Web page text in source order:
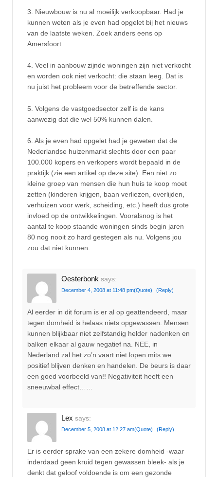
3. Nieuwbouw is nu al moeilijk verkoopbaar. Had je
kunnen weten als je even had opgelet bij het nieuws
van de laatste weken. Zoek anders eens op
Amersfoort.
4. Veel in aanbouw zijnde woningen zijn niet verkocht
en worden ook niet verkocht: die staan leeg. Dat is
nu juist het probleem voor de betreffende sector.
5. Volgens de vastgoedsector zelf is de kans
aanwezig dat die wel 50% kunnen dalen.
6. Als je even had opgelet had je geweten dat de
Nederlandse huizenmarkt slechts door een paar
100.000 kopers en verkopers wordt bepaald in de
praktijk (zie een artikel op deze site). Een niet zo
kleine groep van mensen die hun huis te koop moet
zetten (kinderen krijgen, baan verliezen, overlijden,
verhuizen voor werk, scheiding, etc.) heeft dus grote
invloed op de ontwikkelingen. Vooralsnog is het
aantal te koop staande woningen sinds begin jaren
80 nog nooit zo hard gestegen als nu. Volgens jou
zou dat niet kunnen.
Oesterbonk says:
December 4, 2008 at 11:48 pm(Quote) (Reply)
Al eerder in dit forum is er al op geattendeerd, maar
tegen domheid is helaas niets opgewassen. Mensen
kunnen blijkbaar niet zelfstandig helder nadenken en
balken elkaar al gauw negatief na. NEE, in
Nederland zal het zo’n vaart niet lopen mits we
positief blijven denken en handelen. De beurs is daar
een goed voorbeeld van!! Negativiteit heeft een
sneeuwbal effect……
Lex says:
December 5, 2008 at 12:27 am(Quote) (Reply)
Er is eerder sprake van een zekere domheid -waar
inderdaad geen kruid tegen gewassen bleek- als je
denkt dat geloof voldoende is om een gezonde